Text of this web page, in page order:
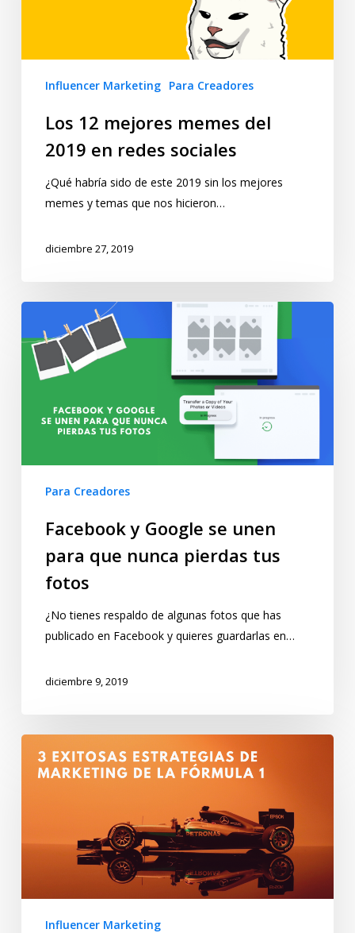
Influencer Marketing Para Creadores
Los 12 mejores memes del
2019 en redes sociales
¿Qué habría sido de este 2019 sin los mejores
memes y temas que nos hicieron…
diciembre 27, 2019
Para Creadores
Facebook y Google se unen
para que nunca pierdas tus
fotos
¿No tienes respaldo de algunas fotos que has
publicado en Facebook y quieres guardarlas en…
diciembre 9, 2019
Influencer Marketing